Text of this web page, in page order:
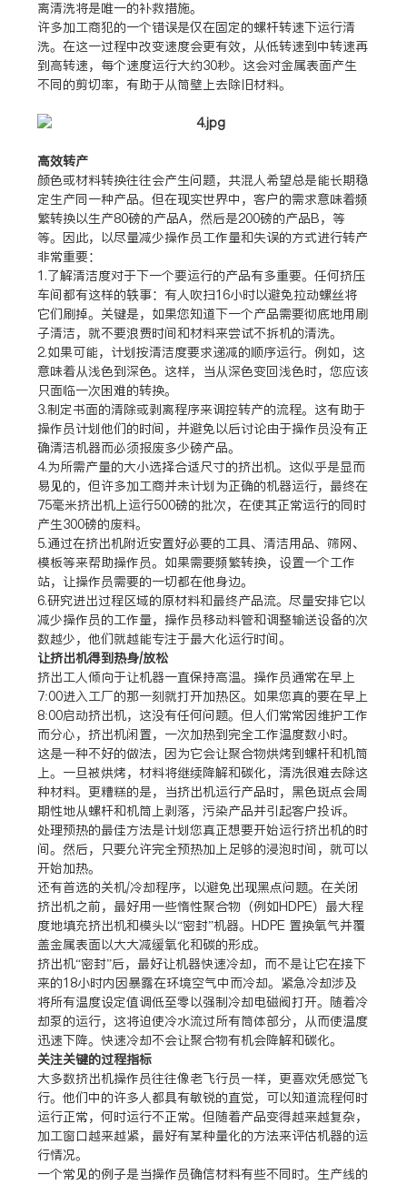
离清洗将是唯一的补救措施。
许多加工商犯的一个错误是仅在固定的螺杆转速下运行清
洗。在这一过程中改变速度会更有效，从低转速到中转速再
到高转速，每个速度运行大约30秒。这会对金属表面产生
不同的剪切率，有助于从筒壁上去除旧材料。
高效转产
颜色或材料转换往往会产生问题，共混人希望总是能长期稳
定生产同一种产品。但在现实世界中，客户的需求意味着频
繁转换以生产80磅的产品A，然后是200磅的产品B，等
等。因此，以尽量减少操作员工作量和失误的方式进行转产
非常重要：
1.了解清洁度对于下一个要运行的产品有多重要。任何挤压
车间都有这样的轶事：有人吹扫16小时以避免拉动螺丝将
它们刷掉。关键是，如果您知道下一个产品需要彻底地用刷
子清洁，就不要浪费时间和材料来尝试不拆机的清洗。
2.如果可能，计划按清洁度要求递减的顺序运行。例如，这
意味着从浅色到深色。这样，当从深色变回浅色时，您应该
只面临一次困难的转换。
3.制定书面的清除或剥离程序来调控转产的流程。这有助于
操作员计划他们的时间，并避免以后讨论由于操作员没有正
确清洁机器而必须报废多少磅产品。
4.为所需产量的大小选择合适尺寸的挤出机。这似乎是显而
易见的，但许多加工商并未计划为正确的机器运行，最终在
75毫米挤出机上运行500磅的批次，在使其正常运行的同时
产生300磅的废料。
5.通过在挤出机附近安置好必要的工具、清洁用品、筛网、
模板等来帮助操作员。如果需要频繁转换，设置一个工作
站，让操作员需要的一切都在他身边。
6.研究进出过程区域的原材料和最终产品流。尽量安排它以
减少操作员的工作量，操作员移动料管和调整输送设备的次
数越少，他们就越能专注于最大化运行时间。
让挤出机得到热身/放松
挤出工人倾向于让机器一直保持高温。操作员通常在早上
7:00进入工厂的那一刻就打开加热区。如果您真的要在早上
8:00启动挤出机，这没有任何问题。但人们常常因维护工作
而分心，挤出机闲置，一次加热到完全工作温度数小时。
这是一种不好的做法，因为它会让聚合物烘烤到螺杆和机筒
上。一旦被烘烤，材料将继续降解和碳化，清洗很难去除这
种材料。更糟糕的是，当挤出机运行产品时，黑色斑点会周
期性地从螺杆和机筒上剥落，污染产品并引起客户投诉。
处理预热的最佳方法是计划您真正想要开始运行挤出机的时
间。然后，只要允许完全预热加上足够的浸泡时间，就可以
开始加热。
还有首选的关机/冷却程序，以避免出现黑点问题。在关闭
挤出机之前，最好用一些惰性聚合物（例如HDPE）最大程
度地填充挤出机和模头以“密封”机器。HDPE 置换氧气并覆
盖金属表面以大大减缓氧化和碳的形成。
挤出机“密封”后，最好让机器快速冷却，而不是让它在接下
来的18小时内因暴露在环境空气中而冷却。紧急冷却涉及
将所有温度设定值调低至零以强制冷却电磁阀打开。随着冷
却泵的运行，这将迫使冷水流过所有筒体部分，从而使温度
迅速下降。快速冷却不会让聚合物有机会降解和碳化。
关注关键的过程指标
大多数挤出机操作员往往像老飞行员一样，更喜欢凭感觉飞
行。他们中的许多人都具有敏锐的直觉，可以知道流程何时
运行正常，何时运行不正常。但随着产品变得越来越复杂，
加工窗口越来越紧，最好有某种量化的方法来评估机器的运
行情况。
一个常见的例子是当操作员确信材料有些不同时。生产线的